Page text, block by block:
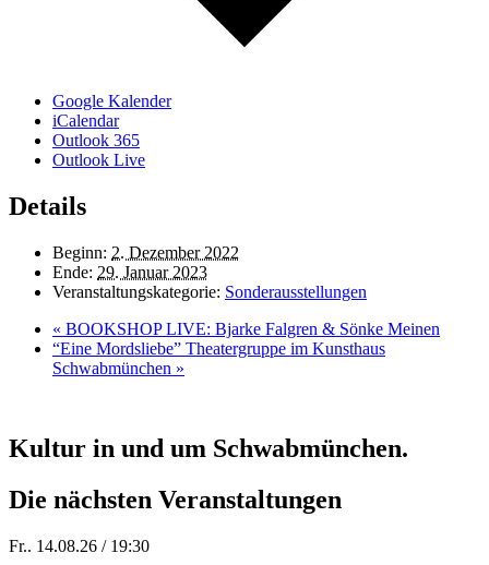
Google Kalender
iCalendar
Outlook 365
Outlook Live
Details
Beginn: 2. Dezember 2022
Ende: 29. Januar 2023
Veranstaltungskategorie: Sonderausstellungen
« BOOKSHOP LIVE: Bjarke Falgren & Sönke Meinen
“Eine Mordsliebe” Theatergruppe im Kunsthaus
Schwabmünchen »
Kultur in und um Schwabmünchen.
Die nächsten Veranstaltungen
Fr.. 14.08.26 / 19:30